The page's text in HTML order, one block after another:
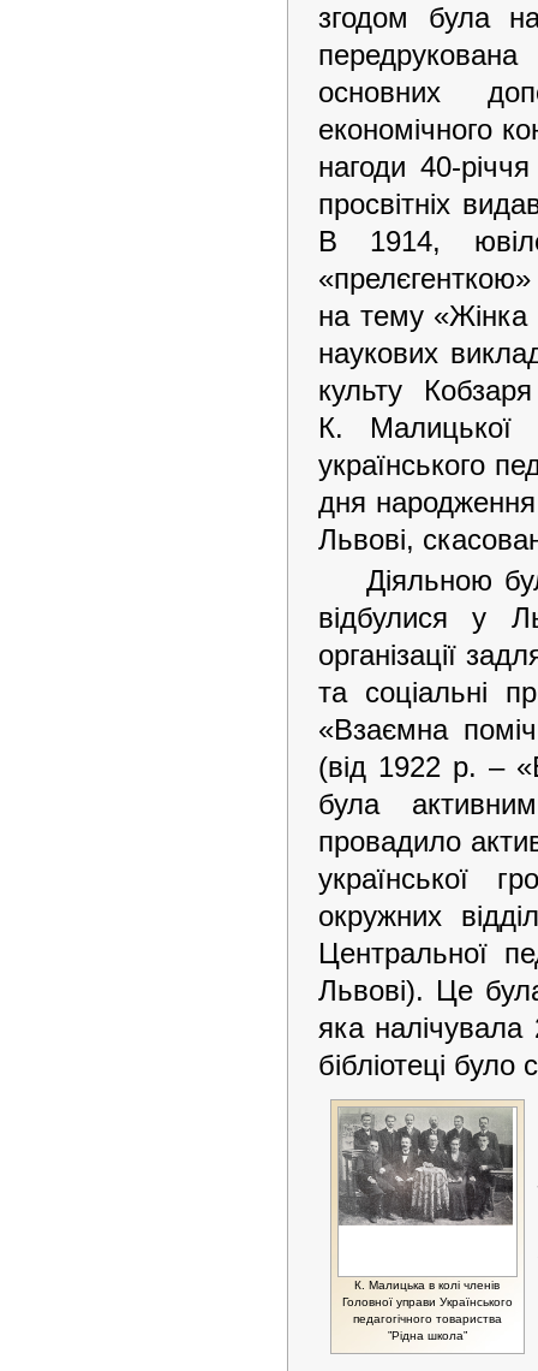
згодом була
основних
економічного
нагоди 40-
просвітніх
В 1914,
на тему «Жінка
наукових
культу
К.
українського
дня
Львові,
Діяльною
відбулися у
організації
та соціальні
«Взаємна
(від 1922 р. –
була
провадило
української
окружних
Центральної
Львові). Це
яка
бібліотеці
К. Малицька в колі членів
Головної управи Українського
педагогічного товариства
”Рідна школа”